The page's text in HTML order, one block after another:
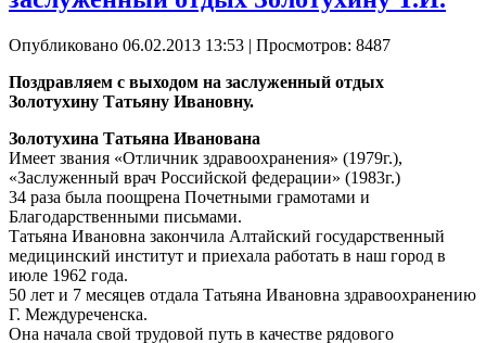
Опубликовано 06.02.2013 13:53 | Просмотров: 8487
Поздравляем с выходом на заслуженный отдых
Золотухину Татьяну Ивановну.
Золотухина Татьяна Иванована
Имеет звания «Отличник здравоохранения» (1979г.),
«Заслуженный врач Российской федерации» (1983г.)
34 раза была поощрена Почетными грамотами и
Благодарственными письмами.
Татьяна Ивановна закончила Алтайский государственный
медицинский институт и приехала работать в наш город в
июле 1962 года.
50 лет и 7 месяцев отдала Татьяна Ивановна здравоохранению
Г. Междуреченска.
Она начала свой трудовой путь в качестве рядового